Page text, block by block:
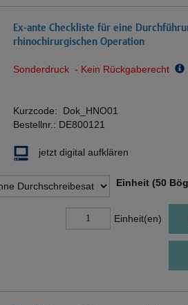
Ex-ante Checkliste für eine
rhinochirurgischen Operation
Sonderdruck - Kein Rückgaberecht
Kurzcode: Dok_HNO01
Bestellnr.: DE800121
jetzt digital aufklären
Einheit (50
Einheit(en)